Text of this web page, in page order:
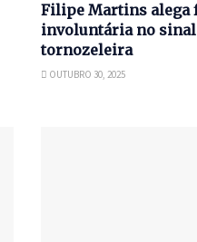
Filipe Martins alega
involuntária no sinal
tornozeleira
OUTUBRO 30, 2025